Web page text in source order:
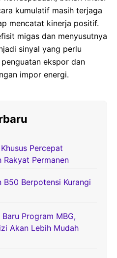
kumulatif masih terjaga
mencatat kinerja positif.
migas dan menyusutnya
sinyal yang perlu
ekspor dan
impor energi.
Percepat
Rakyat Permanen
B50 Berpotensi Kurangi
Program MBG,
Akan Lebih Mudah